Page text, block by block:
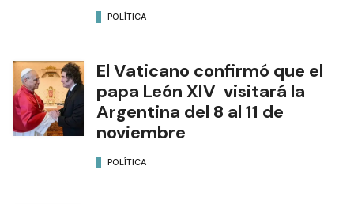
POLÍTICA
El Vaticano confirmó que el
papa León XIV visitará la
Argentina del 8 al 11 de
noviembre
POLÍTICA